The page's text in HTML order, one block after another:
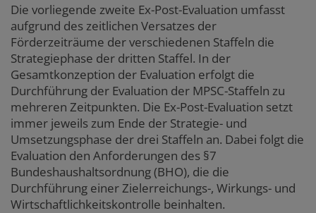
Die vorliegende zweite Ex-Post-Evaluation umfasst
aufgrund des zeitlichen Versatzes der
Förderzeiträume der verschiedenen Staffeln die
Strategiephase der dritten Staffel. In der
Gesamtkonzeption der Evaluation erfolgt die
Durchführung der Evaluation der MPSC-Staffeln zu
mehreren Zeitpunkten. Die Ex-Post-Evaluation setzt
immer jeweils zum Ende der Strategie- und
Umsetzungsphase der drei Staffeln an. Dabei folgt die
Evaluation den Anforderungen des §7
Bundeshaushaltsordnung (BHO), die die
Durchführung einer Zielerreichungs-, Wirkungs- und
Wirtschaftlichkeitskontrolle beinhalten.